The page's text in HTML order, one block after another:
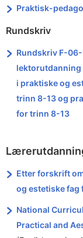
Praktisk-
Rundskriv
Rundskriv F-
i praktiske og
trinn 8-13 og
for trinn 8-13
Etter forskrift
og estetiske fag
National
Practical and